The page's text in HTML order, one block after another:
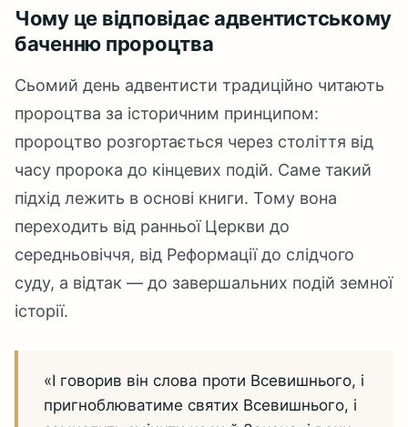
Чому це відповідає адвентистському
баченню пророцтва
Сьомий день адвентисти традиційно читають
пророцтва за історичним принципом:
пророцтво розгортається через століття від
часу пророка до кінцевих подій. Саме такий
підхід лежить в основі книги. Тому вона
переходить від ранньої Церкви до
середньовіччя, від Реформації до слідчого
суду, а відтак — до завершальних подій земної
історії.
«І говорив він слова проти Всевишнього, і
пригноблюватиме святих Всевишнього, і